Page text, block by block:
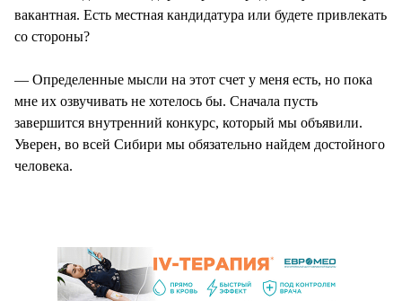
вакантная. Есть местная кандидатура или будете привлекать
со стороны?
— Определенные мысли на этот счет у меня есть, но пока
мне их озвучивать не хотелось бы. Сначала пусть
завершится внутренний конкурс, который мы объявили.
Уверен, во всей Сибири мы обязательно найдем достойного
человека.